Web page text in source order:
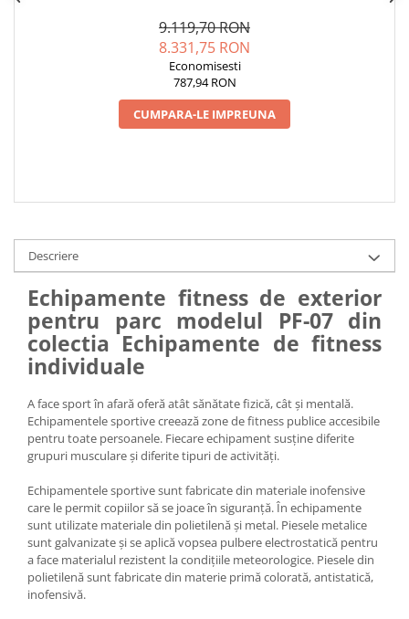
CONFORM SR EN 1176
9.119,70 RON
8.331,75 RON
Economisesti
787,94 RON
CUMPARA-LE IMPREUNA
Descriere
Echipamente fitness de exterior
pentru parc modelul PF-07 din
colectia Echipamente de fitness
individuale
A face sport în afară oferă atât sănătate fizică, cât și mentală.
Echipamentele sportive creează zone de fitness publice accesibile
pentru toate persoanele. Fiecare echipament susține diferite
grupuri musculare și diferite tipuri de activități.
Echipamentele sportive sunt fabricate din materiale inofensive
care le permit copiilor să se joace în siguranță. În echipamente
sunt utilizate materiale din polietilenă și metal. Piesele metalice
sunt galvanizate și se aplică vopsea pulbere electrostatică pentru
a face materialul rezistent la condițiile meteorologice. Piesele din
polietilenă sunt fabricate din materie primă colorată, antistatică,
inofensivă.